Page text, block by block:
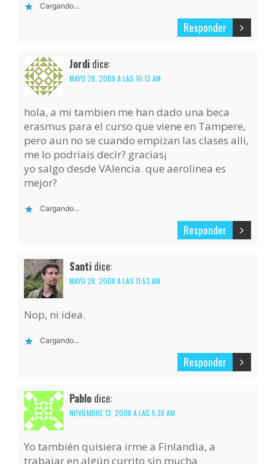
Cargando...
Responder
Jordi dice:
MAYO 28, 2008 A LAS 10:13 AM
hola, a mi tambien me han dado una beca
erasmus para el curso que viene en Tampere,
pero aun no se cuando empizan las clases alli,
me lo podriais decir? gracias¡
yo salgo desde VAlencia. que aerolinea es
mejor?
Cargando...
Responder
Santi dice:
MAYO 28, 2008 A LAS 11:53 AM
Nop, ni idea.
Cargando...
Responder
Pablo dice:
NOVIEMBRE 13, 2008 A LAS 5:39 AM
Yo también quisiera irme a Finlandia, a
trabajar en algún currito sin mucha